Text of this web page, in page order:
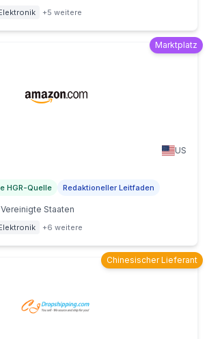
+5 weitere
Marktplatz
US
HGR-Quelle Redaktioneller Leitfaden
Vereinigte Staaten
+6 weitere
Chinesischer Lieferant